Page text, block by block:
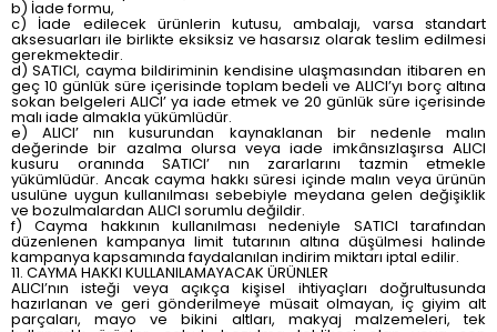
b) İade formu,
c) İade edilecek ürünlerin kutusu, ambalajı, varsa standart
aksesuarları ile birlikte eksiksiz ve hasarsız olarak teslim edilmesi
gerekmektedir.
d) SATICI, cayma bildiriminin kendisine ulaşmasından itibaren en
geç 10 günlük süre içerisinde toplam bedeli ve ALICI’yı borç altına
sokan belgeleri ALICI’ ya iade etmek ve 20 günlük süre içerisinde
malı iade almakla yükümlüdür.
e) ALICI’ nın kusurundan kaynaklanan bir nedenle malın
değerinde bir azalma olursa veya iade imkânsızlaşırsa ALICI
kusuru oranında SATICI’ nın zararlarını tazmin etmekle
yükümlüdür. Ancak cayma hakkı süresi içinde malın veya ürünün
usulüne uygun kullanılması sebebiyle meydana gelen değişiklik
ve bozulmalardan ALICI sorumlu değildir.
f) Cayma hakkının kullanılması nedeniyle SATICI tarafından
düzenlenen kampanya limit tutarının altına düşülmesi halinde
kampanya kapsamında faydalanılan indirim miktarı iptal edilir.
11. CAYMA HAKKI KULLANILAMAYACAK ÜRÜNLER
ALICI’nın isteği veya açıkça kişisel ihtiyaçları doğrultusunda
hazırlanan ve geri gönderilmeye müsait olmayan, iç giyim alt
parçaları, mayo ve bikini altları, makyaj malzemeleri, tek